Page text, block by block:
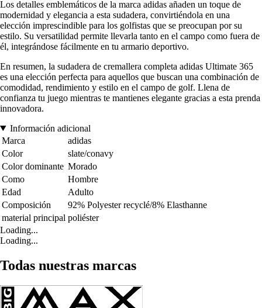
Los detalles emblemáticos de la marca adidas añaden un toque de
modernidad y elegancia a esta sudadera, convirtiéndola en una
elección imprescindible para los golfistas que se preocupan por su
estilo. Su versatilidad permite llevarla tanto en el campo como fuera de
él, integrándose fácilmente en tu armario deportivo.
En resumen, la sudadera de cremallera completa adidas Ultimate 365
es una elección perfecta para aquellos que buscan una combinación de
comodidad, rendimiento y estilo en el campo de golf. Llena de
confianza tu juego mientras te mantienes elegante gracias a esta prenda
innovadora.
Información adicional
Marca
adidas
Color
slate/conavy
Color dominante Morado
Como
Hombre
Edad
Adulto
Composición
92% Polyester recyclé/8% Elasthanne
material principal poliéster
Loading...
Loading...
Todas nuestras marcas